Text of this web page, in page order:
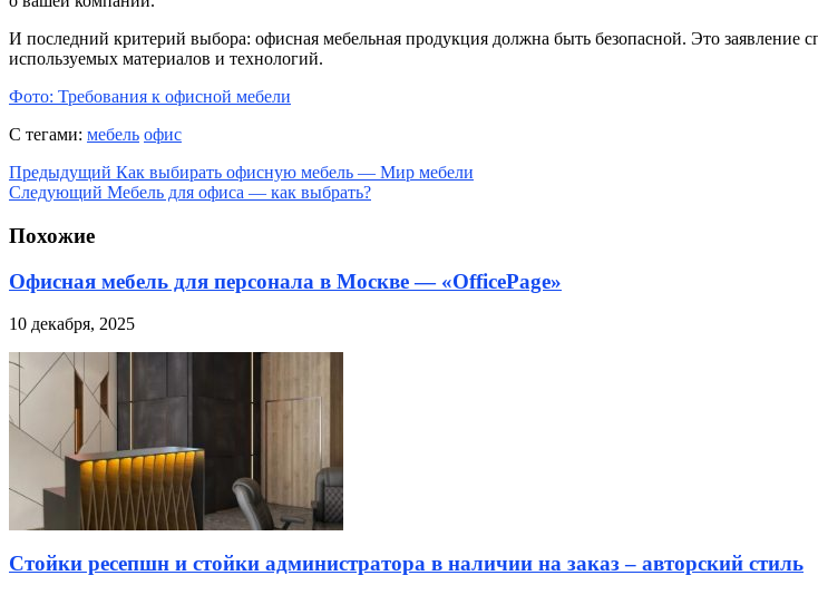
И последний критерий выбора: офисная мебельная продукция должна быть безопасной. Это
используемых материалов и технологий.
Фото: Требования к офисной мебели
С тегами: мебель офис
Предыдущий Как выбирать офисную мебель — Мир мебели
Следующий Мебель для офиса — как выбрать?
Похожие
Офисная мебель для персонала в Москве — «OfficePage»
10 декабря, 2025
Стойки ресепшн и стойки администратора в наличии на заказ – авторский стиль